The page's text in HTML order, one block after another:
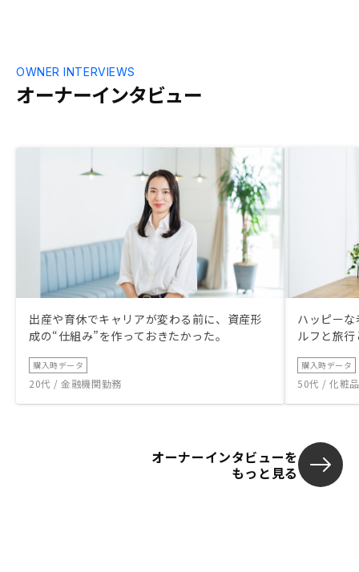
オーナーインタビュー
OWNER INTERVIEWS
出産や育休でキャリアが変わる前に、資産形
成の“仕組み”を作っておきたかった。
購入時データ
20代 / 金融機関勤務
ハッピー
ルフと旅
購入時データ
50代 / 化粧
オーナーインタビューを
もっと見る